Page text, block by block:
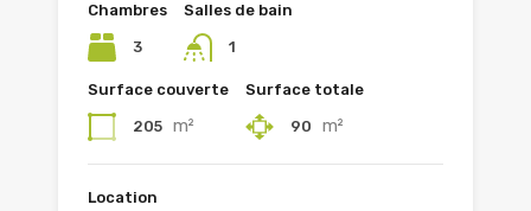
Chambres
3
Salles de bain
1
Surface couverte
205 m²
Surface totale
90 m²
Location